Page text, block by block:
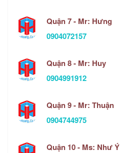
Quận 7 - Mr: Hưng
0904072157
Quận 8 - Mr: Huy
0904991912
Quận 9 - Mr: Thuận
0904744975
Quận 10 - Ms: Như Ý